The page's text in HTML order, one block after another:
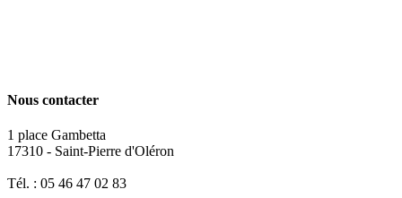
Nous contacter
1 place Gambetta
17310 - Saint-Pierre d'Oléron
Tél. : 05 46 47 02 83